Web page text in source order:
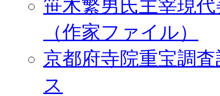
笹木繁男氏主宰現
（作家ファイル）
京都府寺院重宝調
ス